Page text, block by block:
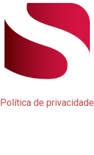
Política de privacidade